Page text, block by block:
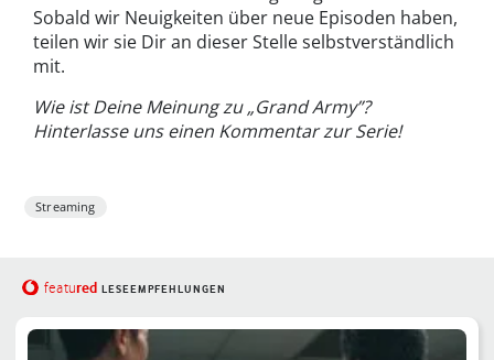
Sobald wir Neuigkeiten über neue Episoden haben,
teilen wir sie Dir an dieser Stelle selbstverständlich
mit.
Wie ist Deine Meinung zu „Grand Army”?
Hinterlasse uns einen Kommentar zur Serie!
Streaming
featured LESEEMPFEHLUNGEN